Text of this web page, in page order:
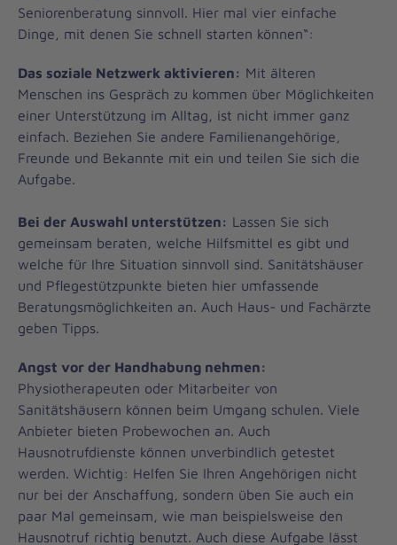
Seniorenberatung sinnvoll. Hier mal vier einfache
Dinge, mit denen Sie schnell starten können“:
Das soziale Netzwerk aktivieren: Mit älteren
Menschen ins Gespräch zu kommen über Möglichkeiten
einer Unterstützung im Alltag, ist nicht immer ganz
einfach. Beziehen Sie andere Familienangehörige,
Freunde und Bekannte mit ein und teilen Sie sich die
Aufgabe.
Bei der Auswahl unterstützen: Lassen Sie sich
gemeinsam beraten, welche Hilfsmittel es gibt und
welche für Ihre Situation sinnvoll sind. Sanitätshäuser
und Pflegestützpunkte bieten hier umfassende
Beratungsmöglichkeiten an. Auch Haus- und Fachärzte
geben Tipps.
Angst vor der Handhabung nehmen:
Physiotherapeuten oder Mitarbeiter von
Sanitätshäusern können beim Umgang schulen. Viele
Anbieter bieten Probewochen an. Auch
Hausnotrufdienste können unverbindlich getestet
werden. Wichtig: Helfen Sie Ihren Angehörigen nicht
nur bei der Anschaffung, sondern üben Sie auch ein
paar Mal gemeinsam, wie man beispielsweise den
Hausnotruf richtig benutzt. Auch diese Aufgabe lässt